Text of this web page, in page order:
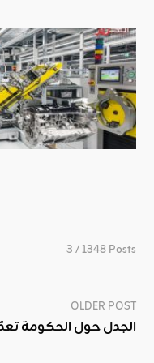
3 / 1348 Posts
OLDER POST
الجدل حول الحكومة